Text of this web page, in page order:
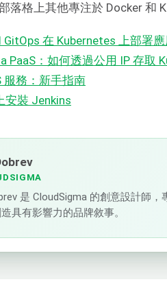
落格上其他專注於 Docker 和
GitOps 在 Kubernetes 上部署
PaaS：如何透過公用 IP 存取
服務：新手指南
安裝 Jenkins
是 CloudSigma 的創意設計師
具有影響力的品牌敘事。